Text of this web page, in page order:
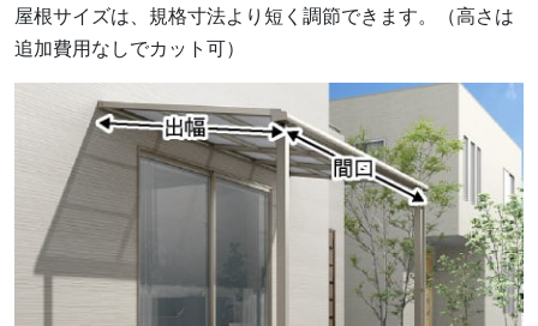
屋根サイズは、規格寸法より短く調節できます。（高さは
追加費用なしでカット可）